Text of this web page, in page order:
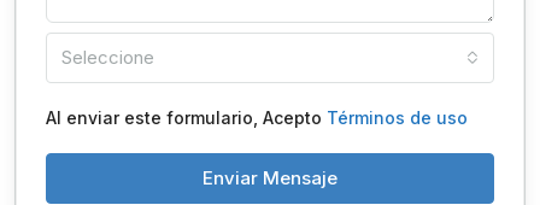
Seleccione
Al enviar este formulario, Acepto Términos de uso
Enviar Mensaje